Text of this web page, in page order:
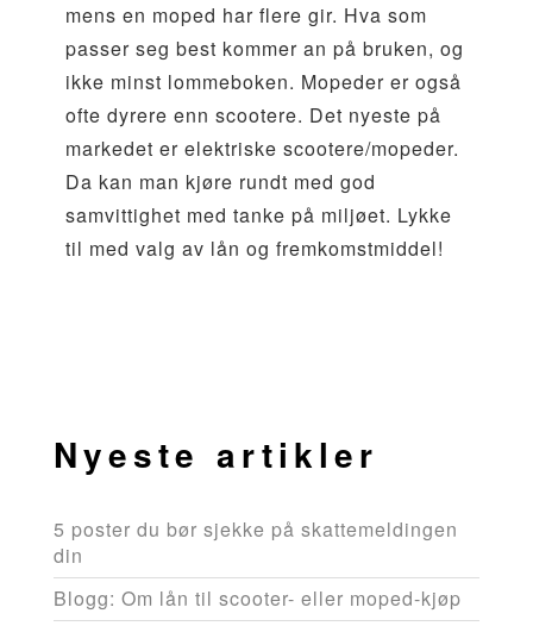
mens en moped har flere gir. Hva som
passer seg best kommer an på bruken, og
ikke minst lommeboken. Mopeder er også
ofte dyrere enn scootere. Det nyeste på
markedet er elektriske scootere/mopeder.
Da kan man kjøre rundt med god
samvittighet med tanke på miljøet. Lykke
til med valg av lån og fremkomstmiddel!
Nyeste artikler
5 poster du bør sjekke på skattemeldingen
din
Blogg: Om lån til scooter- eller moped-kjøp